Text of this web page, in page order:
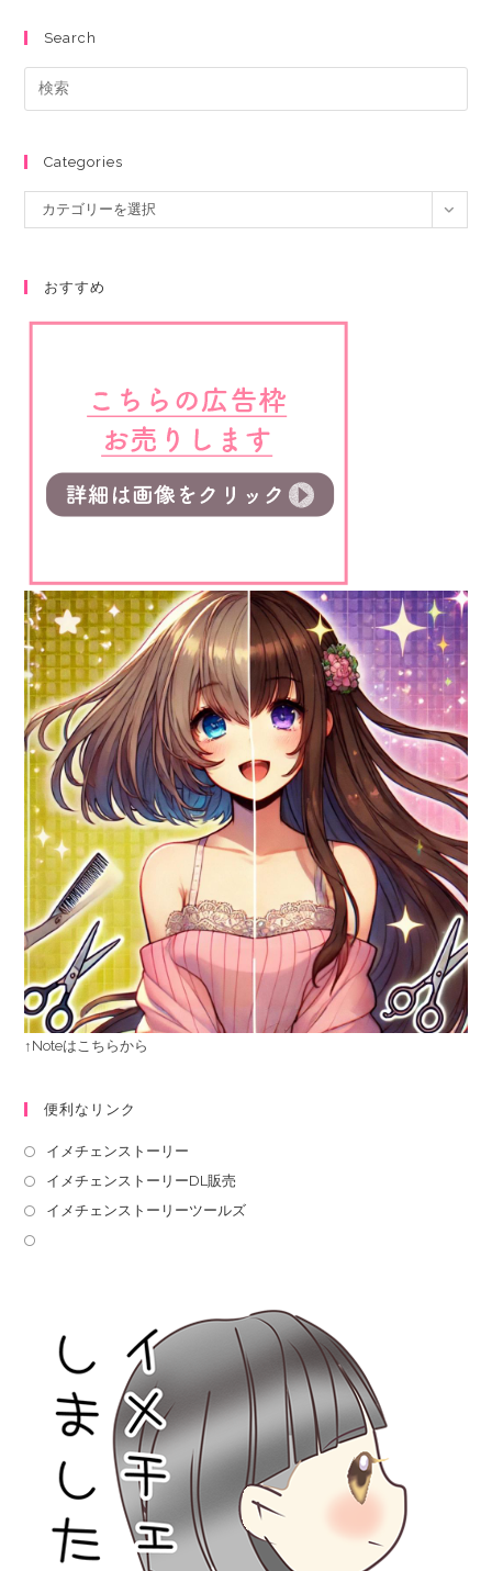
Search
Categories
カテゴリーを選択
おすすめ
↑Noteはこちらから
便利なリンク
イメチェンストーリー
イメチェンストーリーDL販売
イメチェンストーリーツールズ